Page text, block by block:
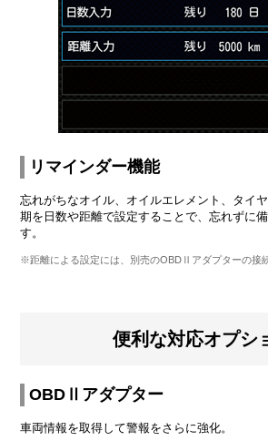
リマインダー機能
忘れがちなオイル、オイルエレメント、タイ
期を日数や距離で設定することで、忘れずに
す。
※距離による設定には、別売のOBDⅡアダプターの接
便利な対応オプシ
OBDⅡアダプター
車両情報を取得して警報をさらに強化。